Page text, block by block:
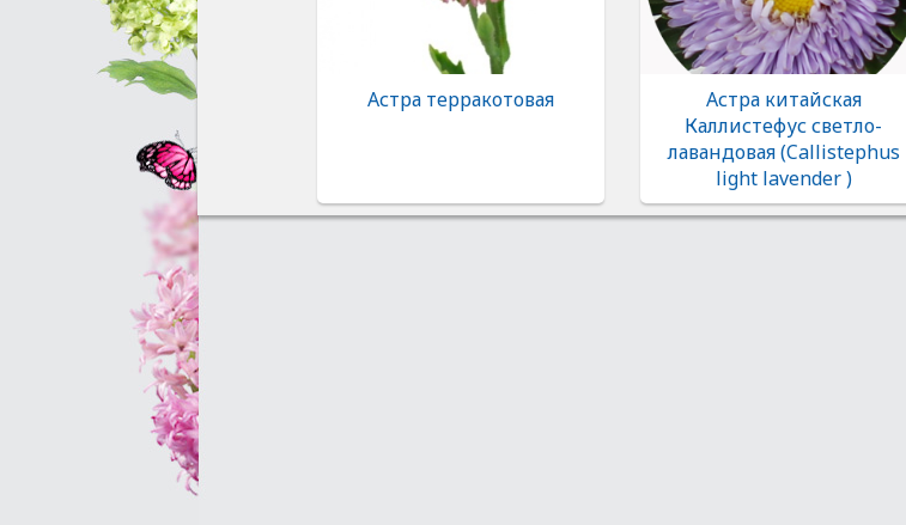
Астра терракотовая
Астра китайская
Каллистефус светло-
лавандовая (Callistephus
light lavender )